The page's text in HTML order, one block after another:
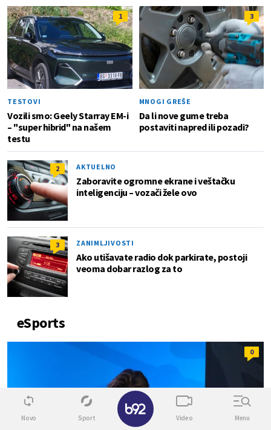
1
TESTOVI
Vozili smo: Geely Starray EM-i
– "super hibrid" na našem
testu
3
MNOGI GREŠE
Da li nove gume treba
postaviti napred ili pozadi?
2 AKTUELNO
Zaboravite ogromne ekrane i veštačku
inteligenciju – vozači žele ovo
3 ZANIMLJIVOSTI
Ako utišavate radio dok parkirate, postoji
veoma dobar razlog za to
eSports
0
Novo Sport Video Menu